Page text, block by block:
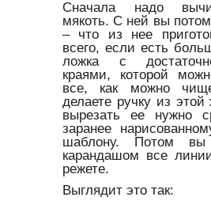
Сначала надо
мякоть. С ней вы потом
– что из нее
всего, если есть
ложка с
краями, которой
все, как можно
делаете ручку из
вырезать ее нужно
заранее
шаблону. Потом вы
карандашом все
режете.
Выглядит это так: